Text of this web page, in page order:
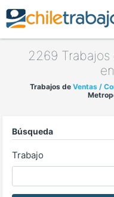
Trabajos de Ventas /
2269 Trabajos
en
Búsqueda
Trabajo